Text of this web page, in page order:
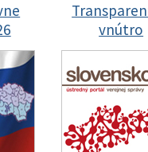
vnútro